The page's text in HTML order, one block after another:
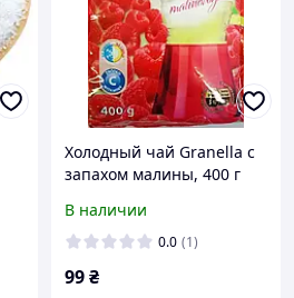
Холодный чай Granella с
запахом малины, 400 г
В наличии
0.0 (1)
99₴